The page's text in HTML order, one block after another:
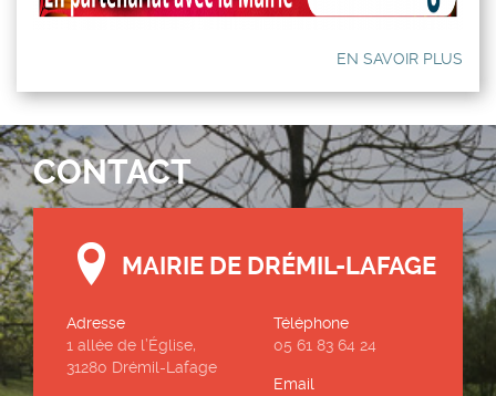
EN SAVOIR PLUS
CONTACT
MAIRIE DE DRÉMIL-LAFAGE
Adresse
1 allée de l’Église,
31280 Drémil-Lafage
Téléphone
05 61 83 64 24
Email